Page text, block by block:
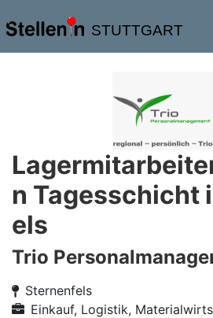
STUTTGART
n Tagesschicht
els
Trio
Sternenfels
Einkauf, Logistik,